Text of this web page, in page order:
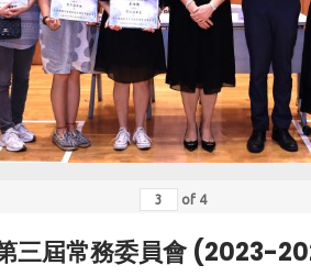
of 4
三屆常務委員會 (2023-